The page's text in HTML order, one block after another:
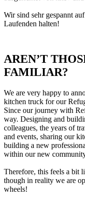
Wir sind sehr gespannt
Laufenden halten!
AREN’T
FAMILIAR?
We are very happy to
kitchen truck for our
Since our journey with
way. Designing and
colleagues, the years of
and events, sharing our
building a new
within our new
Therefore, this feels a bit
though in reality we are
wheels!